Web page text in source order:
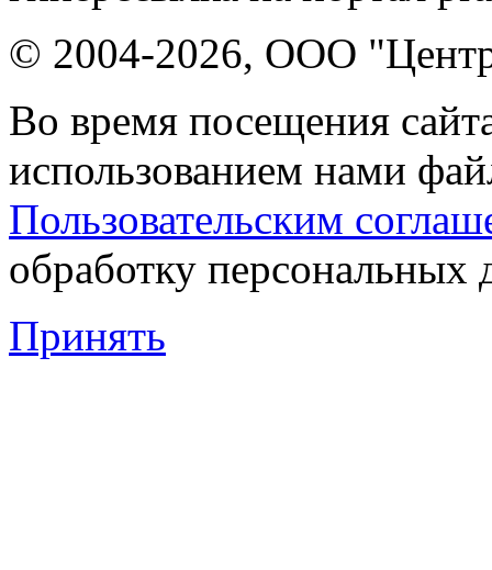
© 2004-2026, ООО "Центр
Во время посещения
использованием нами
Пользовательским
обработку персональных
Принять